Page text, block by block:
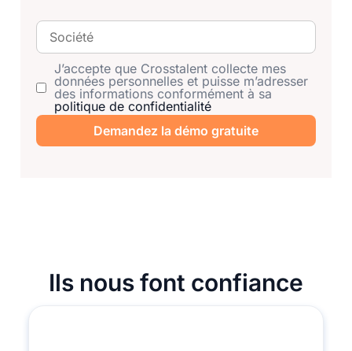
J’accepte que Crosstalent collecte mes
données personnelles et puisse m’adresser
des informations conformément à sa
politique de confidentialité
Demandez la démo gratuite
Ils nous font confiance